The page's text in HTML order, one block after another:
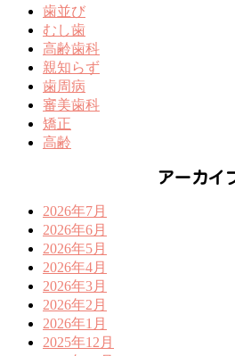
歯並び
むし歯
高齢歯科
親知らず
歯周病
審美歯科
矯正
高齢
アーカイ
2026年7月
2026年6月
2026年5月
2026年4月
2026年3月
2026年2月
2026年1月
2025年12月